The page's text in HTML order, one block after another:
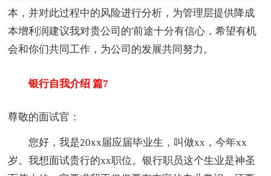
本，并对此过程中的风险进行分析，为管理层提供降成
本增利润建议我对贵公司的'前途十分有信心，希望有机
会和你们共同工作，为公司的发展共同努力。
银行自我介绍 篇7
尊敬的面试官：
您好，我是20xx届应届毕业生，叫做xx，今年xx
岁。我想面试贵行的xx职位。银行职员这个生业是神圣